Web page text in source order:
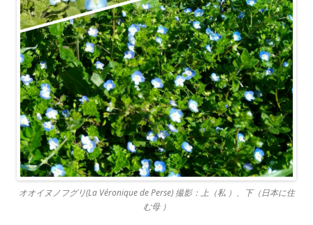
オオイヌノフグリ(La Véronique de Perse) 撮影：上（私 ）、下（日本に住
む母 ）